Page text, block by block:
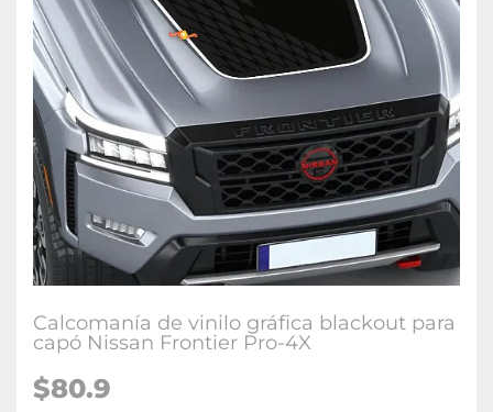
Calcomanía de vinilo gráfica blackout para
capó Nissan Frontier Pro-4X
$80.9